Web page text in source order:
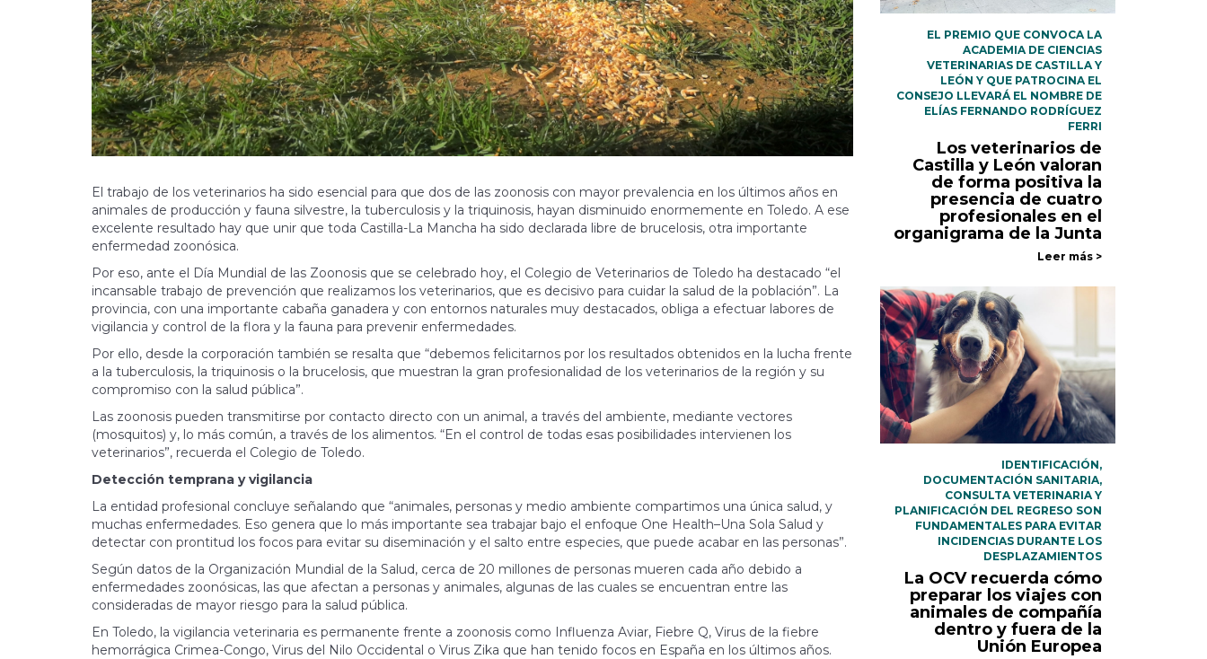
El trabajo de los veterinarios ha sido esencial para que dos de las zoonosis con mayor prevalencia en los últimos años en
animales de producción y fauna silvestre, la tuberculosis y la triquinosis, hayan disminuido enormemente en Toledo. A ese
excelente resultado hay que unir que toda Castilla-La Mancha ha sido declarada libre de brucelosis, otra importante
enfermedad zoonósica.
Por eso, ante el Día Mundial de las Zoonosis que se celebrado hoy, el Colegio de Veterinarios de Toledo ha destacado “el
incansable trabajo de prevención que realizamos los veterinarios, que es decisivo para cuidar la salud de la población”. La
provincia, con una importante cabaña ganadera y con entornos naturales muy destacados, obliga a efectuar labores de
vigilancia y control de la flora y la fauna para prevenir enfermedades.
Por ello, desde la corporación también se resalta que “debemos felicitarnos por los resultados obtenidos en la lucha frente
a la tuberculosis, la triquinosis o la brucelosis, que muestran la gran profesionalidad de los veterinarios de la región y su
compromiso con la salud pública”.
Las zoonosis pueden transmitirse por contacto directo con un animal, a través del ambiente, mediante vectores
(mosquitos) y, lo más común, a través de los alimentos. “En el control de todas esas posibilidades intervienen los
veterinarios”, recuerda el Colegio de Toledo.
Detección temprana y vigilancia
La entidad profesional concluye señalando que “animales, personas y medio ambiente compartimos una única salud, y
muchas enfermedades. Eso genera que lo más importante sea trabajar bajo el enfoque One Health–Una Sola Salud y
detectar con prontitud los focos para evitar su diseminación y el salto entre especies, que puede acabar en las personas”.
Según datos de la Organización Mundial de la Salud, cerca de 20 millones de personas mueren cada año debido a
enfermedades zoonósicas, las que afectan a personas y animales, algunas de las cuales se encuentran entre las
consideradas de mayor riesgo para la salud pública.
En Toledo, la vigilancia veterinaria es permanente frente a zoonosis como Influenza Aviar, Fiebre Q, Virus de la fiebre
hemorrágica Crimea-Congo, Virus del Nilo Occidental o Virus Zika que han tenido focos en España en los últimos años.
EL PREMIO QUE CONVOCA LA
ACADEMIA DE CIENCIAS
VETERINARIAS DE CASTILLA Y
LEÓN Y QUE PATROCINA EL
CONSEJO LLEVARÁ EL NOMBRE DE
ELÍAS FERNANDO RODRÍGUEZ
FERRI
Los veterinarios de
Castilla y León valoran
de forma positiva la
presencia de cuatro
profesionales en el
organigrama de la Junta
Leer más >
IDENTIFICACIÓN,
DOCUMENTACIÓN SANITARIA,
CONSULTA VETERINARIA Y
PLANIFICACIÓN DEL REGRESO SON
FUNDAMENTALES PARA EVITAR
INCIDENCIAS DURANTE LOS
DESPLAZAMIENTOS
La OCV recuerda cómo
preparar los viajes con
animales de compañía
dentro y fuera de la
Unión Europea